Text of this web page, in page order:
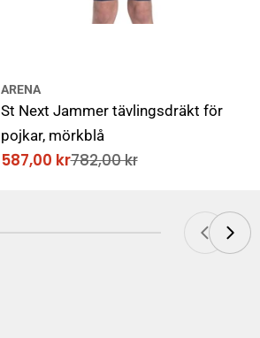
ARENA
St Next Jammer tävlingsdräkt för
pojkar, mörkblå
Rabatterat
587,00 kr
Ordinarie782,00 kr